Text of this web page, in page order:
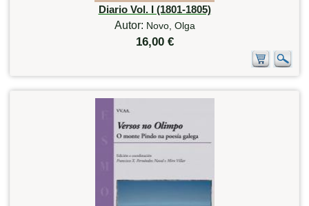
Diario Vol. I (1801-1805)
Autor: Novo, Olga
16,00 €